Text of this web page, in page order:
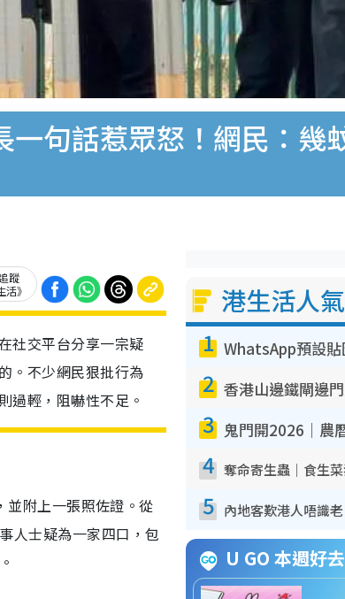
句話惹眾怒！網民：幾
蹤
活》
社交平台分享一宗疑
。不少網民狠批行為
過輕，阻嚇性不足。
並附上一張照佐證。從
人士疑為一家四口，包
港生活人
1
2
3
4
5
U GO 本週好